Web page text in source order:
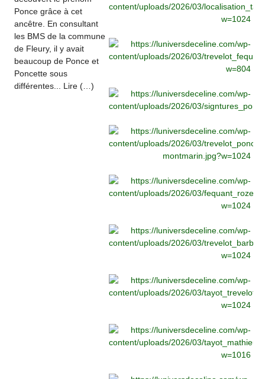
Ponce grâce à cet
ancêtre. En consultant
les BMS de la commune
de Fleury, il y avait
beaucoup de Ponce et
Poncette sous
différentes... Lire (…)